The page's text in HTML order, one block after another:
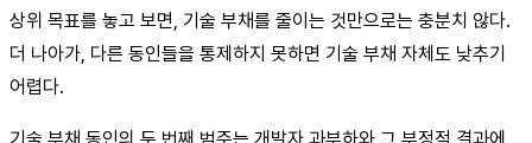
상위 목표를 놓고 보면, 기술 부채를 줄이는 것만으로는 충분치 않다.
더 나아가, 다른 동인들을 통제하지 못하면 기술 부채 자체도 낮추기
어렵다.